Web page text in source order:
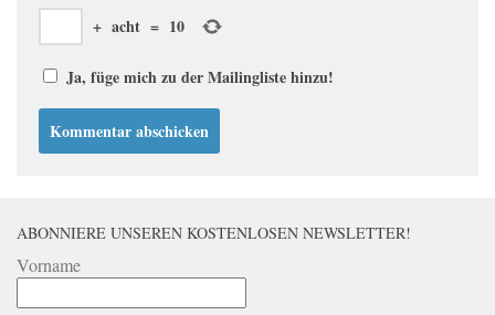
+ acht = 10
Ja, füge mich zu der Mailingliste hinzu!
ABONNIERE UNSEREN KOSTENLOSEN NEWSLETTER!
Vorname